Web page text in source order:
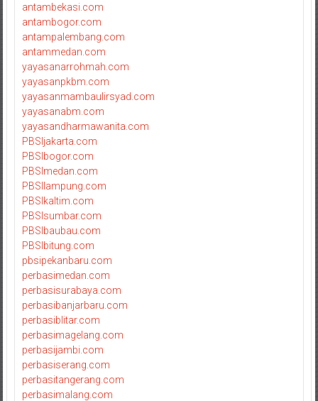
antambekasi.com
antambogor.com
antampalembang.com
antammedan.com
yayasanarrohmah.com
yayasanpkbm.com
yayasanmambaulirsyad.com
yayasanabm.com
yayasandharmawanita.com
PBSIjakarta.com
PBSIbogor.com
PBSImedan.com
PBSIlampung.com
PBSIkaltim.com
PBSIsumbar.com
PBSIbaubau.com
PBSIbitung.com
pbsipekanbaru.com
perbasimedan.com
perbasisurabaya.com
perbasibanjarbaru.com
perbasiblitar.com
perbasimagelang.com
perbasijambi.com
perbasiserang.com
perbasitangerang.com
perbasimalang.com